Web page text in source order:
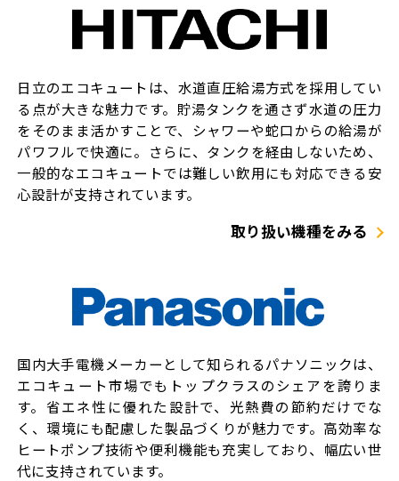
日立のエコキュートは、水道直圧給湯方式を採用してい
る点が大きな魅力です。貯湯タンクを通さず水道の圧力
をそのまま活かすことで、シャワーや蛇口からの給湯が
パワフルで快適に。さらに、タンクを経由しないため、
一般的なエコキュートでは難しい飲用にも対応できる安
心設計が支持されています。
取り扱い機種をみる
国内大手電機メーカーとして知られるパナソニックは、
エコキュート市場でもトップクラスのシェアを誇りま
す。省エネ性に優れた設計で、光熱費の節約だけでな
く、環境にも配慮した製品づくりが魅力です。高効率な
ヒートポンプ技術や便利機能も充実しており、幅広い世
代に支持されています。